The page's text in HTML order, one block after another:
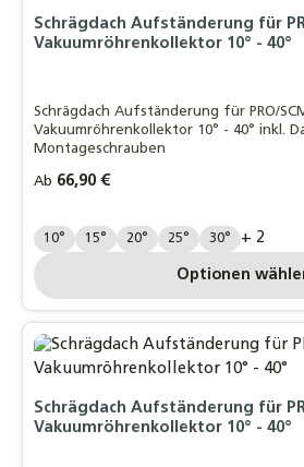
Schrägdach Aufständerung für
Vakuumröhrenkollektor 10° - 40°
Schrägdach Aufständerung für PRO/
Vakuumröhrenkollektor 10° - 40° inkl.
Montageschrauben
Regulärer Preis:
Ab 66,90 €
Grad:
10° 15° 20° 25° 30° + 2
Optionen
Schrägdach Aufständerung für
Vakuumröhrenkollektor 10° - 40°